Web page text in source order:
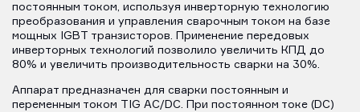
постоянным током, используя инверторную технологию
преобразования и управления сварочным током на базе
мощных IGBT транзисторов. Применение передовых
инверторных технологий позво­лило увеличить КПД до
80% и увеличить производительность сварки на 30%.
Аппарат предназначен для сварки постоянным и
переменным током TIG AC/DC. При постоянном токе (DС)